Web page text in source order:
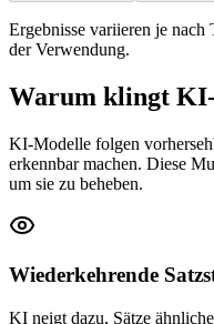
Ergebnisse variieren je
der Verwendung.
Warum klingt
KI-Modelle folgen
erkennbar machen. Diese
um sie zu beheben.
Wiederkehrende
KI neigt dazu, Sätze